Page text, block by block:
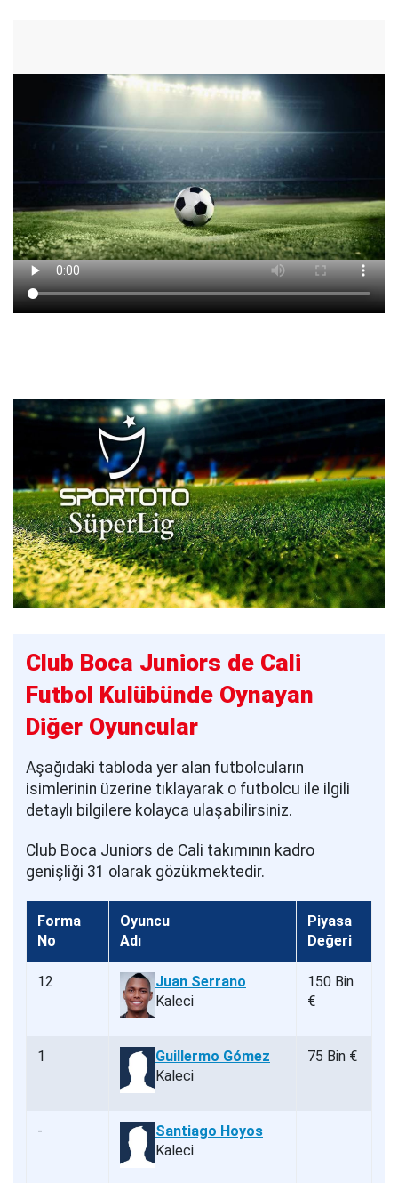
Club Boca Juniors de Cali
Futbol Kulübünde Oynayan
Diğer Oyuncular
Aşağıdaki tabloda yer alan futbolcuların
isimlerinin üzerine tıklayarak o futbolcu ile ilgili
detaylı bilgilere kolayca ulaşabilirsiniz.
Club Boca Juniors de Cali takımının kadro
genişliği 31 olarak gözükmektedir.
Forma
No
Oyuncu
Adı
Piyasa
Değeri
12
Juan Serrano
Kaleci
150 Bin
€
1
Guillermo Gómez
Kaleci
75 Bin €
-
Santiago Hoyos
Kaleci